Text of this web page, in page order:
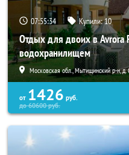
07:55:32 Купили:10
Отдых для двоих в Avrora
водохранилищем
Московская обл., Мытищинский р-н, д.
от 1426 руб.
до60600руб.